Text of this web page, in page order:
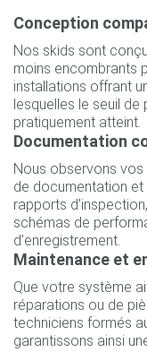
Conception
Nos skids sont
moins encombrants
installations offrant
lesquelles le seuil
pratiquement atteint.
Documentation
Nous observons
de documentation et
rapports
schémas de
d’enregistrement.
Maintenance et
Que votre système
réparations ou de
techniciens formés
garantissons ainsi